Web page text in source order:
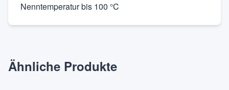
Nenntemperatur bis 100 °C
Ähnliche Produkte